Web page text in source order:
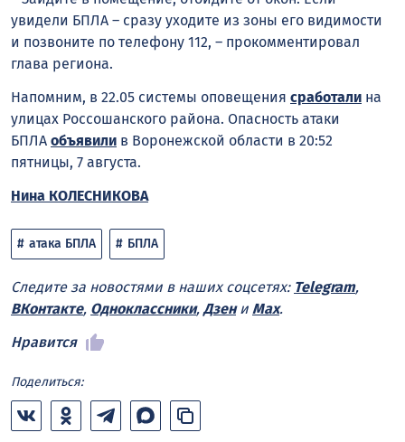
увидели БПЛА – сразу уходите из зоны его видимости
и позвоните по телефону 112, – прокомментировал
глава региона.
Напомним, в 22.05 системы оповещения сработали на
улицах Россошанского района. Опасность атаки
БПЛА объявили в Воронежской области в 20:52
пятницы, 7 августа.
Нина КОЛЕСНИКОВА
атака БПЛА БПЛА
Следите за новостями в наших соцсетях: Telegram,
ВКонтакте, Одноклассники, Дзени Max.
Нравится
Поделиться: